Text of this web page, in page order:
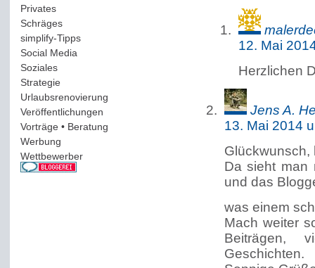
Privates(193)
Schräges(161)
simplify-Tipps(123)
Social Media
Soziales(37)
Strategie(220)
Urlaubsrenovierung
Veröffentlichungen
Vorträge • Beratung
Werbung
Wettbewerber(61)
12. Mai
Herzlichen
Jens A.
13. Mai 2014
Glückwunsch,
Da sieht man
und das
was einem
Mach weiter
Beiträgen,
Geschichten.